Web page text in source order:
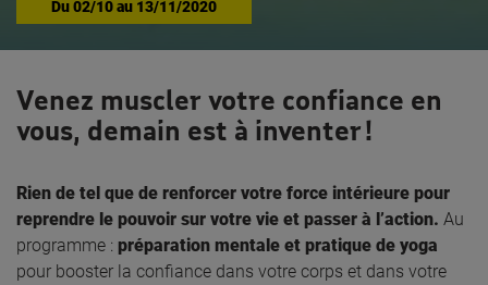
Du02/10au 13/11/2020
Venez muscler votre confiance en
vous, demain est à inventer !
Rien de tel que de renforcer votre force intérieure pour
reprendre le pouvoir sur votre vie et passer à l’action. Au
programme : préparation mentale et pratique de yoga
pour booster la confiance dans votre corps et dans votre